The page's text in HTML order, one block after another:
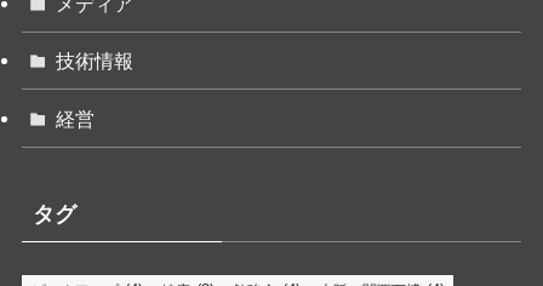
技術情報
経営
タグ